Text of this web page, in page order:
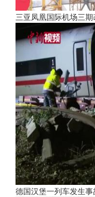
三亚凤凰国际机场三
德国汉堡一列车发生